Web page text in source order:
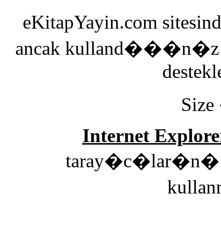
eKitapYayin.com
ancak
Internet
taray�c�lar�n�